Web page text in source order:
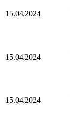
15.04.2024
15.04.2024
15.04.2024